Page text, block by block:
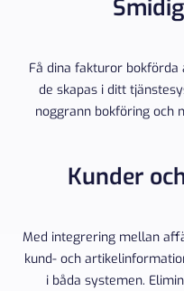
Få dina fakturor
de skapas i ditt
noggrann bokföring och
Kunder
Med integrering mellan
kund- och
i båda systemen.